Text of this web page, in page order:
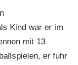
Kind war er im
mit 13
er fuhr